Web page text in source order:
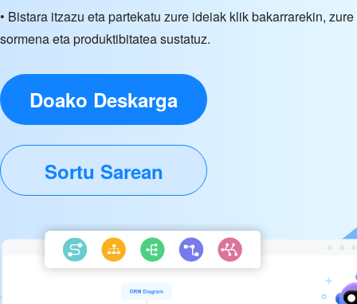
• Bistara itzazu eta partekatu zure ideiak klik bakarrarekin, zure
sormena eta produktibitatea sustatuz.
Doako Deskarga
Sortu Sarean